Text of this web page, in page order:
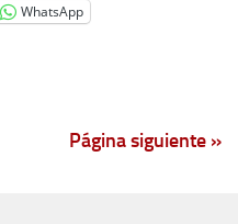
WhatsApp
Página siguiente »